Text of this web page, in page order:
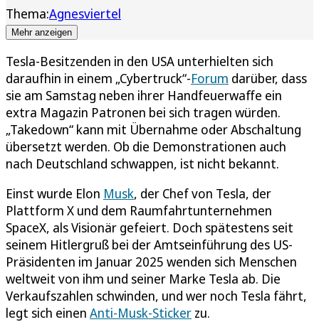
Thema:Agnesviertel
Mehr anzeigen
Tesla-Besitzenden in den USA unterhielten sich
daraufhin in einem „Cybertruck“-Forum darüber, dass
sie am Samstag neben ihrer Handfeuerwaffe ein
extra Magazin Patronen bei sich tragen würden.
„Takedown“ kann mit Übernahme oder Abschaltung
übersetzt werden. Ob die Demonstrationen auch
nach Deutschland schwappen, ist nicht bekannt.
Einst wurde Elon Musk, der Chef von Tesla, der
Plattform X und dem Raumfahrtunternehmen
SpaceX, als Visionär gefeiert. Doch spätestens seit
seinem Hitlergruß bei der Amtseinführung des US-
Präsidenten im Januar 2025 wenden sich Menschen
weltweit von ihm und seiner Marke Tesla ab. Die
Verkaufszahlen schwinden, und wer noch Tesla fährt,
legt sich einen Anti-Musk-Sticker zu.